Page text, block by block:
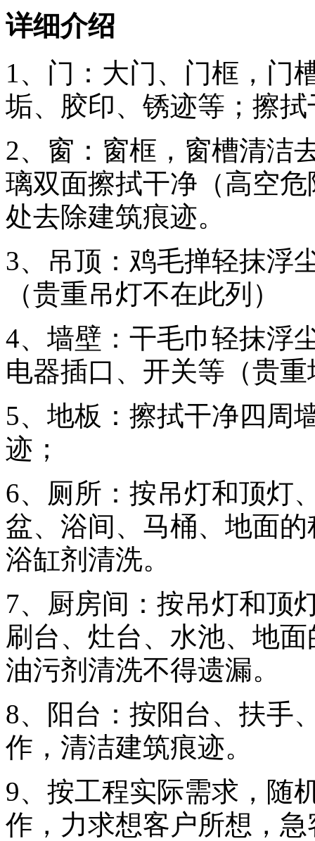
详细介绍
1、门：大门、门框，门
垢、胶印、锈迹等；擦
2、窗：窗框，窗槽清洁
璃双面擦拭干净（高空
处去除建筑痕迹。
3、吊顶：鸡毛掸轻抹浮
（贵重吊灯不在此列）
4、墙壁：干毛巾轻抹浮
电器插口、开关等（贵
5、地板：擦拭干净四周
迹；
6、厕所：按吊灯和顶灯
盆、浴间、马桶、地面
浴缸剂清洗。
7、厨房间：按吊灯和顶
刷台、灶台、水池、地
油污剂清洗不得遗漏。
8、阳台：按阳台、扶手
作，清洁建筑痕迹。
9、按工程实际需求，随
作，力求想客户所想，